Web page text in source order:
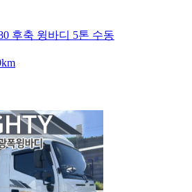
후축 윙바디 5톤 수동